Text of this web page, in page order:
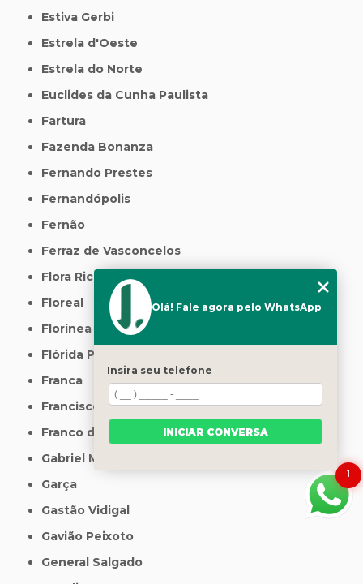
Estiva Gerbi
Estrela d'Oeste
Estrela do Norte
Euclides da Cunha Paulista
Fartura
Fazenda Bonanza
Fernando Prestes
Fernandópolis
Fernão
Ferraz de Vasconcelos
Flora Rica
Floreal
Florínea
Flórida Paulista
Franca
Francisco Morato
Franco da Rocha
Gabriel Monteiro
Garça
Gastão Vidigal
Gavião Peixoto
General Salgado
1
Olá! Fale agora pelo WhatsApp
Insira seu telefone
INICIAR CONVERSA